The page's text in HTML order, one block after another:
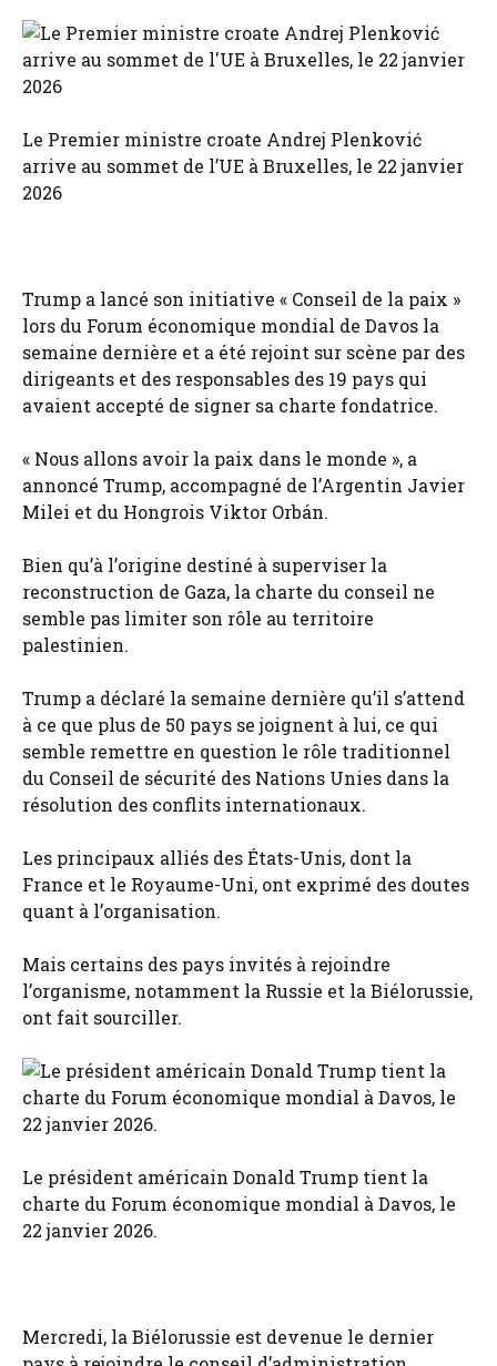
Le Premier ministre croate Andrej Plenković
arrive au sommet de l’UE à Bruxelles, le 22 janvier
2026
Trump a lancé son initiative « Conseil de la paix »
lors du Forum économique mondial de Davos la
semaine dernière et a été rejoint sur scène par des
dirigeants et des responsables des 19 pays qui
avaient accepté de signer sa charte fondatrice.
« Nous allons avoir la paix dans le monde », a
annoncé Trump, accompagné de l’Argentin Javier
Milei et du Hongrois Viktor Orbán.
Bien qu’à l’origine destiné à superviser la
reconstruction de Gaza, la charte du conseil ne
semble pas limiter son rôle au territoire
palestinien.
Trump a déclaré la semaine dernière qu’il s’attend
à ce que plus de 50 pays se joignent à lui, ce qui
semble remettre en question le rôle traditionnel
du Conseil de sécurité des Nations Unies dans la
résolution des conflits internationaux.
Les principaux alliés des États-Unis, dont la
France et le Royaume-Uni, ont exprimé des doutes
quant à l’organisation.
Mais certains des pays invités à rejoindre
l’organisme, notamment la Russie et la Biélorussie,
ont fait sourciller.
Le président américain Donald Trump tient la
charte du Forum économique mondial à Davos, le
22 janvier 2026.
Mercredi, la Biélorussie est devenue le dernier